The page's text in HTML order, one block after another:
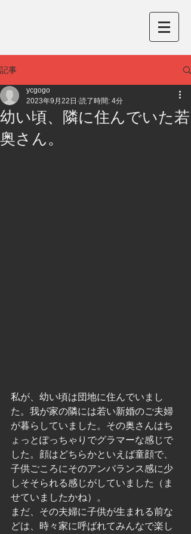
記事
幼い頃、隣に住んでいた若
奥さん。
ycgogo
2023年9月22日 読了時間: 4分
私が、幼い頃は団地に住んでいまし
た。我が家の隣には若い新婚のご夫婦
が暮らしていました。その奥さんはち
ょっとぽっちゃりでグラマーな感じで
した。顔はどちらかといえば童顔で、
子供ごころにそのアンバランス感に少
しそそられる感じがしていました（ま
せていましたかね）。
まだ、その夫婦に子供が生まれる前な
どは、時々家に呼ばれてみんなで楽し